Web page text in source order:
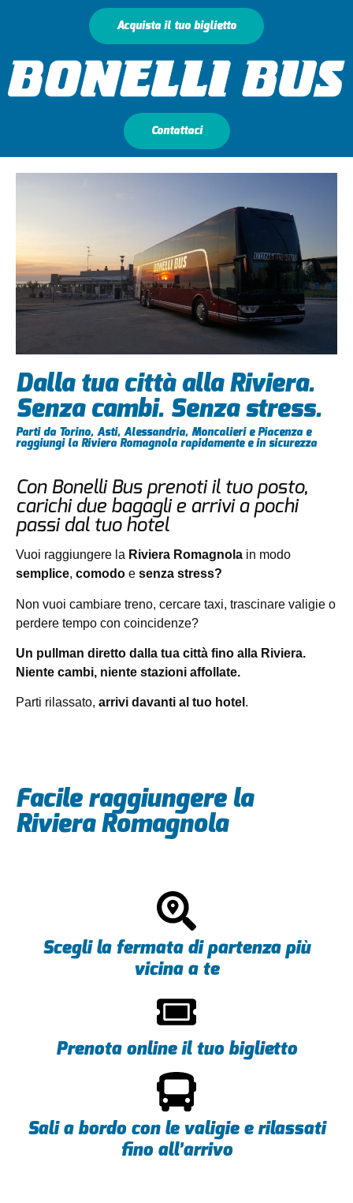
Acquista il tuo biglietto
Contattaci
Dalla tua città alla Riviera.
Senza cambi. Senza stress.
Parti da Torino, Asti, Alessandria, Moncalieri e Piacenza e
raggiungi la Riviera Romagnola rapidamente e in sicurezza
Con Bonelli Bus prenoti il tuo posto,
carichi due bagagli e arrivi a pochi
passi dal tuo hotel
Vuoi raggiungere la Riviera Romagnola in modo
semplice, comodo e senza stress?
Non vuoi cambiare treno, cercare taxi, trascinare valigie o
perdere tempo con coincidenze?
Un pullman diretto dalla tua città fino alla Riviera.
Niente cambi, niente stazioni affollate.
Parti rilassato, arrivi davanti al tuo hotel .
Facile raggiungere la
Riviera Romagnola
Scegli la fermata di partenza più
vicina a te
Prenota online il tuo biglietto
Sali a bordo con le valigie e rilassati
fino all’arrivo